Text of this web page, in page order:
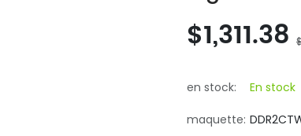
$1,311.38
en stock: En stock
maquette: